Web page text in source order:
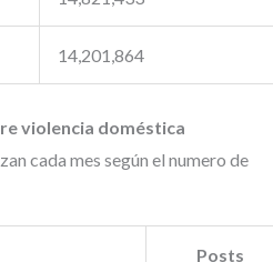
14,201,864
violencia doméstica
cada mes según el numero de
Posts